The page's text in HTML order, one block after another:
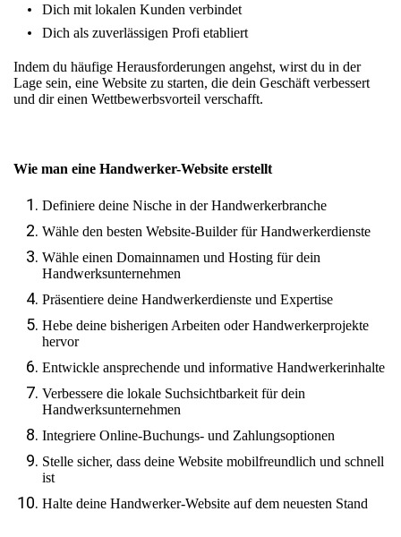
Dich mit lokalen Kunden verbindet
Dich als zuverlässigen Profi etabliert
Indem du häufige Herausforderungen angehst, wirst du in der
Lage sein, eine Website zu starten, die dein Geschäft verbessert
und dir einen Wettbewerbsvorteil verschafft.
Wie man eine Handwerker-Website erstellt
Definiere deine Nische in der Handwerkerbranche
Wähle den besten Website-Builder für Handwerkerdienste
Wähle einen Domainnamen und Hosting für dein
Handwerksunternehmen
Präsentiere deine Handwerkerdienste und Expertise
Hebe deine bisherigen Arbeiten oder Handwerkerprojekte
hervor
Entwickle ansprechende und informative Handwerkerinhalte
Verbessere die lokale Suchsichtbarkeit für dein
Handwerksunternehmen
Integriere Online-Buchungs- und Zahlungsoptionen
Stelle sicher, dass deine Website mobilfreundlich und schnell
ist
Halte deine Handwerker-Website auf dem neuesten Stand